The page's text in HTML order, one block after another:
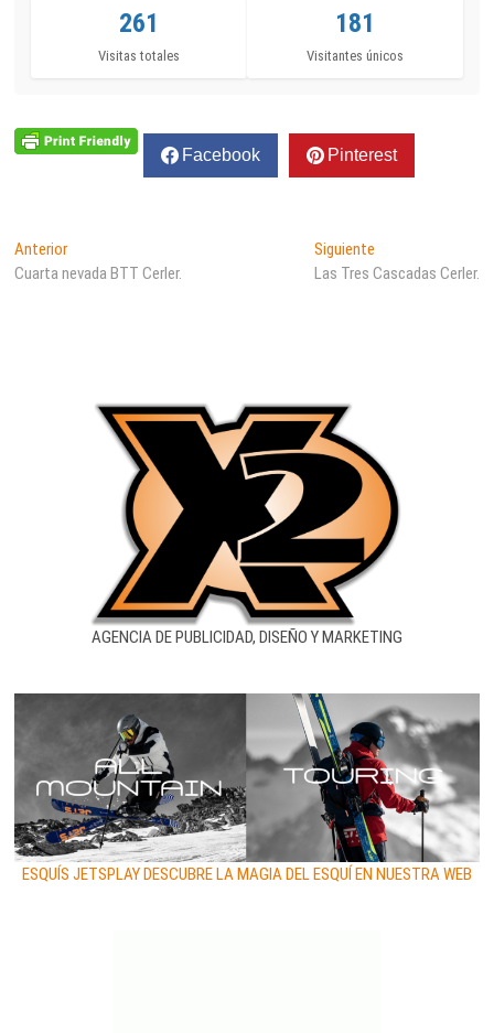
261
Visitas totales
181
Visitantes únicos
Facebook Pinterest
Navegación
de
AnteriorEntrada
anterior:
Cuarta nevada BTT Cerler.
SiguienteEntrada
siguiente:
Las Tres Cascadas Cerler.
AGENCIA DE PUBLICIDAD, DISEÑO Y MARKETING
ESQUÍS JETSPLAY DESCUBRE LA MAGIA DEL ESQUÍ EN NUESTRA WEB